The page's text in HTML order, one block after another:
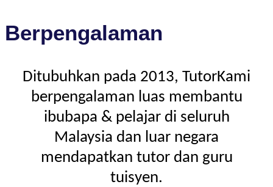
Berpengalaman
Ditubuhkan pada 2013, TutorKami
berpengalaman luas membantu
ibubapa & pelajar di seluruh
Malaysia dan luar negara
mendapatkan tutor dan guru
tuisyen.